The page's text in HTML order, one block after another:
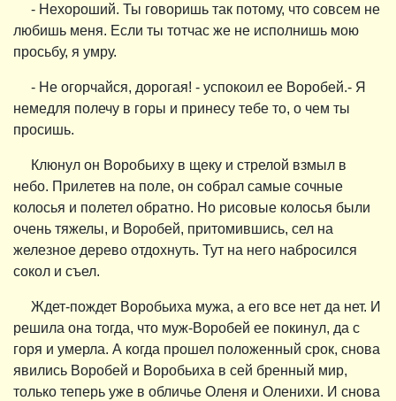
- Нехороший. Ты говоришь так потому, что совсем не
любишь меня. Если ты тотчас же не исполнишь мою
просьбу, я умру.
- Не огорчайся, дорогая! - успокоил ее Воробей.- Я
немедля полечу в горы и принесу тебе то, о чем ты
просишь.
Клюнул он Воробьиху в щеку и стрелой взмыл в
небо. Прилетев на поле, он собрал самые сочные
колосья и полетел обратно. Но рисовые колосья были
очень тяжелы, и Воробей, притомившись, сел на
железное дерево отдохнуть. Тут на него набросился
сокол и съел.
Ждет-пождет Воробьиха мужа, а его все нет да нет. И
решила она тогда, что муж-Воробей ее покинул, да с
горя и умерла. А когда прошел положенный срок, снова
явились Воробей и Воробьиха в сей бренный мир,
только теперь уже в обличье Оленя и Оленихи. И снова